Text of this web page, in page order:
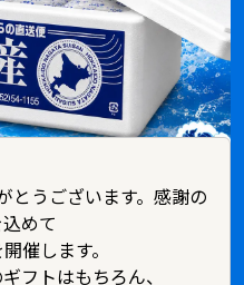
とうございます。感謝の
めて
催します。
フトはもちろん、